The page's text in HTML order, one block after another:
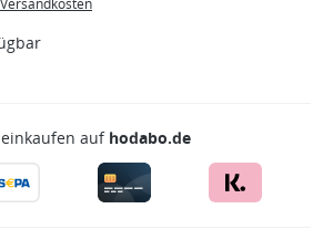
auf hodabo.de